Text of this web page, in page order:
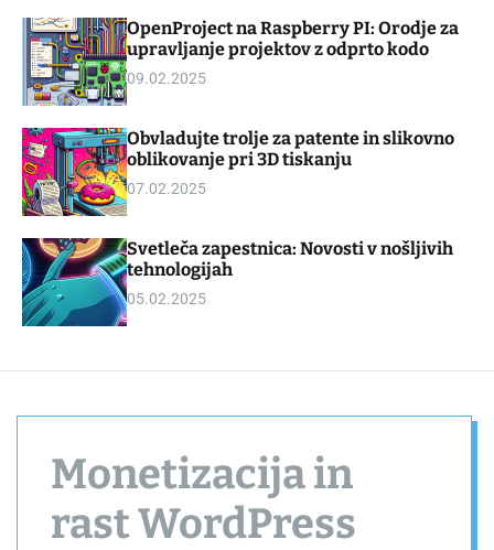
g
e
t
o
d
OpenProject na Raspberry PI: Orodje za
upravljanje projektov z odprto kodo
09.02.2025
Obvladujte trolje za patente in slikovno
oblikovanje pri 3D tiskanju
07.02.2025
Svetleča zapestnica: Novosti v nošljivih
tehnologijah
05.02.2025
Monetizacija in
rast WordPress